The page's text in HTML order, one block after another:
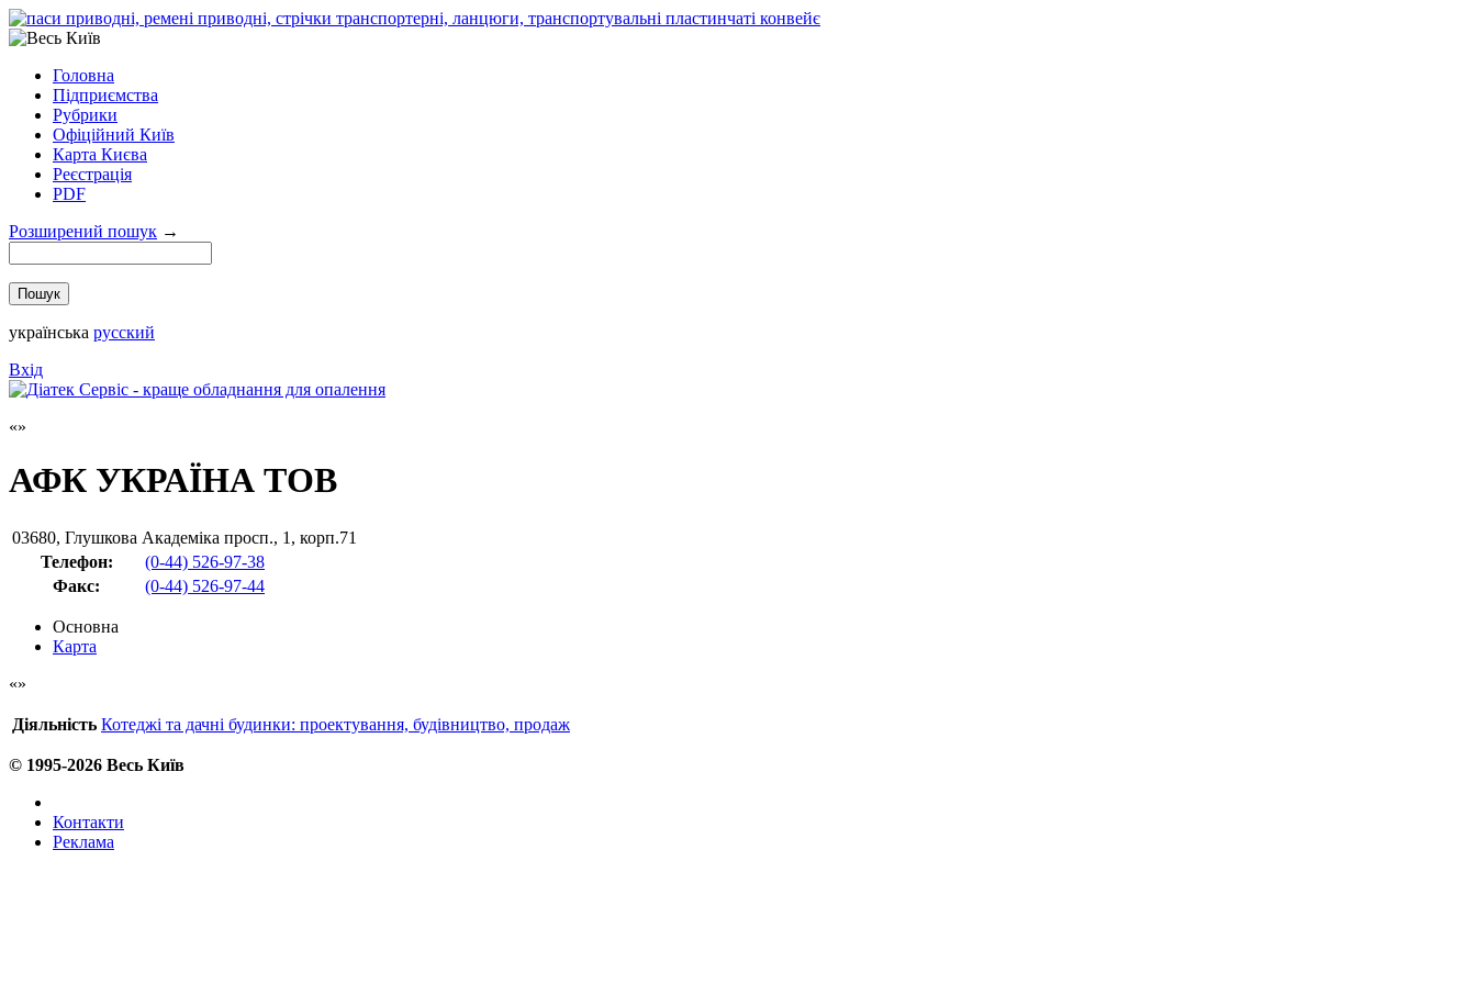
Головна
Підприємства
Рубрики
Офіційний Київ
Карта Києва
Реєстрація
PDF
Розширений пошук →
українська русский
Вхід
АФК УКРАЇНА ТОВ
03680, Глушкова Академіка просп., 1, корп.71
Телефон:
(0-44) 526-97-38
Факс: (0-44) 526-97-44
Основна
Карта
Діяльність Котеджі та дачні будинки: проектування, будівництво, продаж
© 1995-2026 Весь Київ
Контакти
Реклама